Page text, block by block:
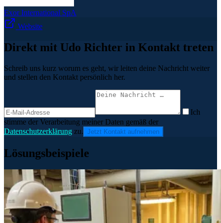
Exor International SpA
Website
Direkt mit Udo Richter in Kontakt treten
Schreib uns kurz worum es geht, wir leiten deine Nachricht weiter
und stellen den Kontakt persönlich her.
Ich
stimme der Verarbeitung meiner Daten gemäß der
Datenschutzerklärung zu. Jetzt Kontakt aufnehmen
Lösungsbeispiele